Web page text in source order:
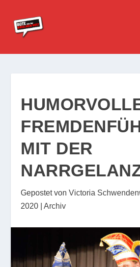
MIT DER
Gepostet vonVictoria
2020 |Archiv